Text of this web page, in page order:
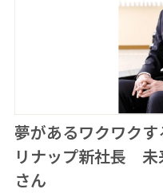
夢があるワクワク
リナップ新社長 未
さん